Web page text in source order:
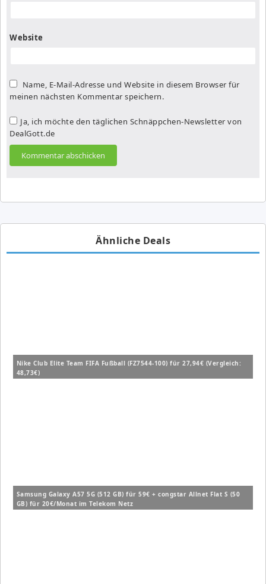
Website
Name, E-Mail-Adresse und Website in diesem Browser für
meinen nächsten Kommentar speichern.
Ja, ich möchte den täglichen Schnäppchen-Newsletter von
DealGott.de
Ähnliche Deals
Nike Club Elite Team FIFA Fußball (FZ7544-100) für 27,94€ (Vergleich:
48,73€)
Samsung Galaxy A57 5G (512 GB) für 59€ + congstar Allnet Flat S (50
GB) für 20€/Monat im Telekom Netz